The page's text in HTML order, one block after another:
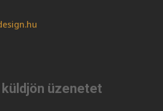
küldjön üzenetet